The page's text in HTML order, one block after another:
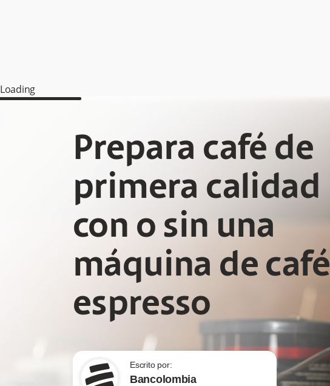
Loading
Prepara café de
primera calidad
con o sin una
máquina de café
espresso
Escrito por:
Bancolombia